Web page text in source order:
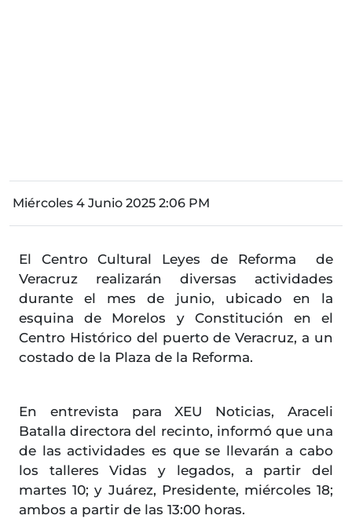
Miércoles 4 Junio 2025 2:06 PM
El Centro Cultural Leyes de Reforma de
Veracruz realizarán diversas actividades
durante el mes de junio, ubicado en la
esquina de Morelos y Constitución en el
Centro Histórico del puerto de Veracruz, a un
costado de la Plaza de la Reforma.
En entrevista para XEU Noticias, Araceli
Batalla directora del recinto, informó que una
de las actividades es que se llevarán a cabo
los talleres Vidas y legados, a partir del
martes 10; y Juárez, Presidente, miércoles 18;
ambos a partir de las 13:00 horas.